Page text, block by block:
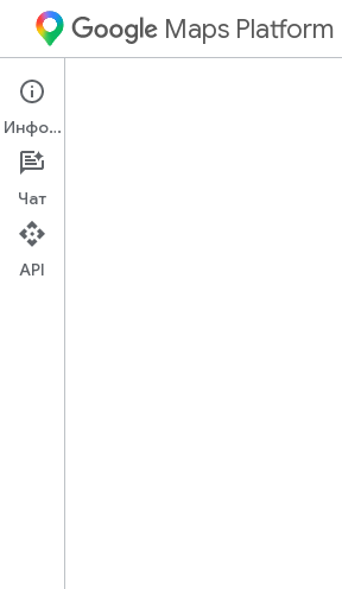
Maps Platform
Web
Руководства
Информация
Чат
API